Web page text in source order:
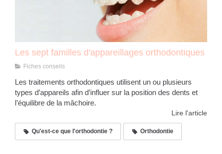
Les sept familles d'appareillages orthodontiques
Fiches conseils
Les traitements orthodontiques utilisent un ou plusieurs
types d’appareils afin d’influer sur la position des dents et
l’équilibre de la mâchoire.
Lire l'article
Qu'est-ce que l'orthodontie ? Orthodontie